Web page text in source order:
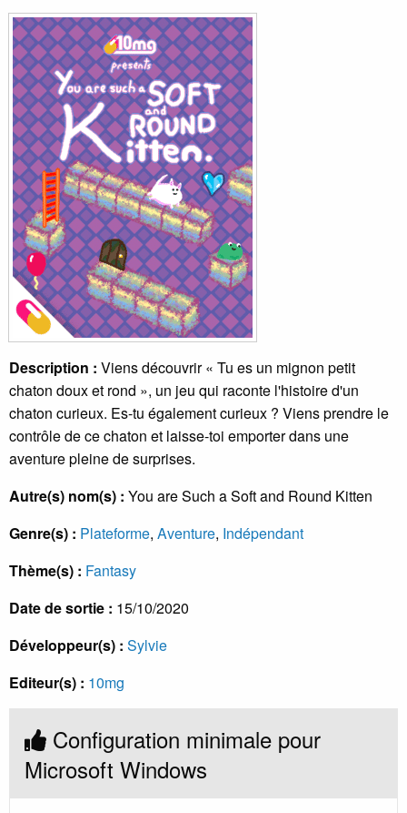
Description : Viens découvrir « Tu es un mignon petit
chaton doux et rond », un jeu qui raconte l'histoire d'un
chaton curieux. Es-tu également curieux ? Viens prendre le
contrôle de ce chaton et laisse-toi emporter dans une
aventure pleine de surprises.
Autre(s) nom(s) : You are Such a Soft and Round Kitten
Genre(s) : Plateforme, Aventure, Indépendant
Thème(s) : Fantasy
Date de sortie : 15/10/2020
Développeur(s) : Sylvie
Editeur(s) : 10mg
Configuration minimale pour
Microsoft Windows